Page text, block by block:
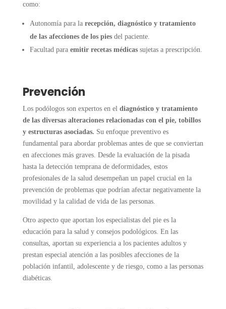
como:
Autonomía para la recepción, diagnóstico y tratamiento
de las afecciones de los piesdel paciente.
Facultad para emitir recetas médicassujetas a prescripción.
Prevención
Los podólogos son expertos en el diagnóstico y tratamiento
de las diversas alteraciones relacionadas con el pie, tobillos
y estructuras asociadas. Su enfoque preventivo es
fundamental para abordar problemas antes de que se conviertan
en afecciones más graves. Desde la evaluación de la pisada
hasta la detección temprana de deformidades, estos
profesionales de la salud desempeñan un papel crucial en la
prevención de problemas que podrían afectar negativamente la
movilidad y la calidad de vida de las personas.
Otro aspecto que aportan los especialistas del pie es la
educación para la salud y consejos podológicos. En las
consultas, aportan su experiencia a los pacientes adultos y
prestan especial atención a las posibles afecciones de la
población infantil, adolescente y de riesgo, como a las personas
diabéticas.